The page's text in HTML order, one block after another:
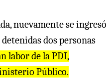
nuevamente se ingresó
dos personas
labor de la PDI,
Público.